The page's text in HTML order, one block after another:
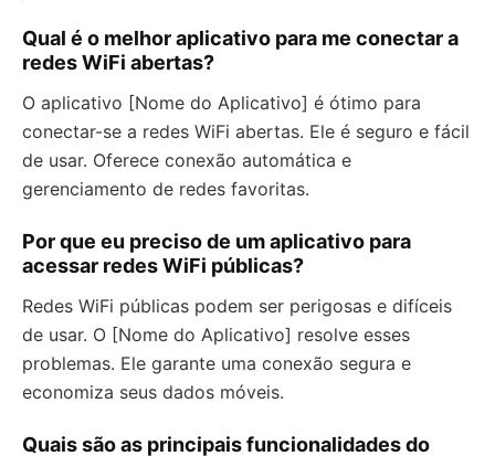
Qual é o melhor aplicativo para me conectar a
redes WiFi abertas?
O aplicativo [Nome do Aplicativo] é ótimo para
conectar-se a redes WiFi abertas. Ele é seguro e fácil
de usar. Oferece conexão automática e
gerenciamento de redes favoritas.
Por que eu preciso de um aplicativo para
acessar redes WiFi públicas?
Redes WiFi públicas podem ser perigosas e difíceis
de usar. O [Nome do Aplicativo] resolve esses
problemas. Ele garante uma conexão segura e
economiza seus dados móveis.
Quais são as principais funcionalidades do